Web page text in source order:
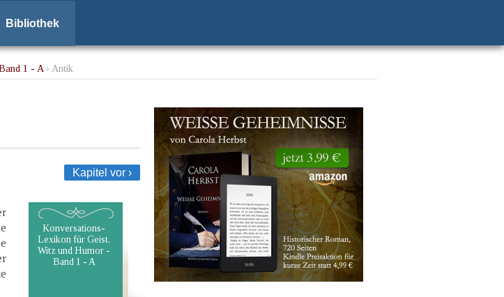
Bibliothek
1 - A › Antik
Kapitel vor ›
Konversations-
Lexikon für Geist,
Witz und Humor -
Band 1 - A